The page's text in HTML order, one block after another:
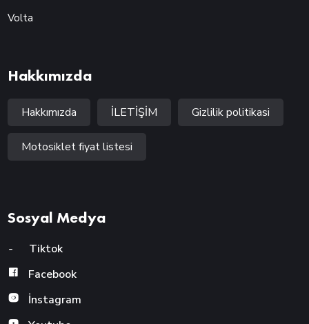
Volta
Hakkımızda
Hakkımızda İLETİŞİM Gizlilik politikasi
Motosiklet fiyat listesi
Sosyal Medya
-
Tiktok
Facebook
İnstagram